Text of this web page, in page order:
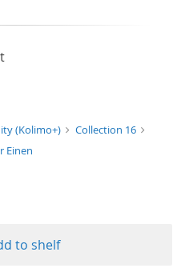
(Kolimo+)
Collection 16
Einen
to shelf